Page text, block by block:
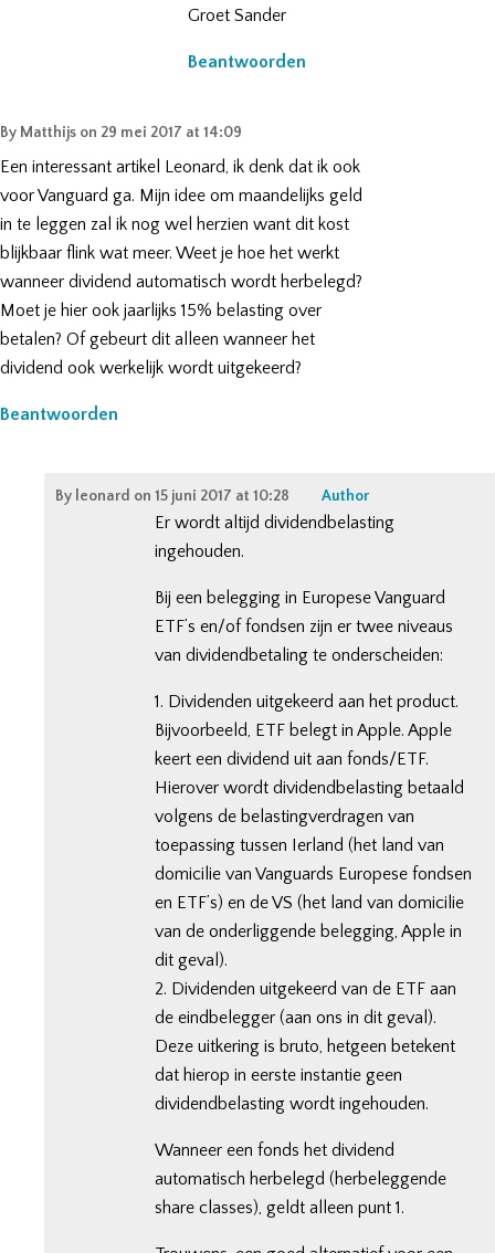
Groet Sander
Beantwoorden
By Matthijs on 29 mei 2017 at 14:09
Een interessant artikel Leonard, ik denk dat ik ook
voor Vanguard ga. Mijn idee om maandelijks geld
in te leggen zal ik nog wel herzien want dit kost
blijkbaar flink wat meer. Weet je hoe het werkt
wanneer dividend automatisch wordt herbelegd?
Moet je hier ook jaarlijks 15% belasting over
betalen? Of gebeurt dit alleen wanneer het
dividend ook werkelijk wordt uitgekeerd?
Beantwoorden
By leonard on 15 juni 2017 at 10:28 Author
Er wordt altijd dividendbelasting
ingehouden.
Bij een belegging in Europese Vanguard
ETF’s en/of fondsen zijn er twee niveaus
van dividendbetaling te onderscheiden:
1. Dividenden uitgekeerd aan het product.
Bijvoorbeeld, ETF belegt in Apple. Apple
keert een dividend uit aan fonds/ETF.
Hierover wordt dividendbelasting betaald
volgens de belastingverdragen van
toepassing tussen Ierland (het land van
domicilie van Vanguards Europese fondsen
en ETF’s) en de VS (het land van domicilie
van de onderliggende belegging, Apple in
dit geval).
2. Dividenden uitgekeerd van de ETF aan
de eindbelegger (aan ons in dit geval).
Deze uitkering is bruto, hetgeen betekent
dat hierop in eerste instantie geen
dividendbelasting wordt ingehouden.
Wanneer een fonds het dividend
automatisch herbelegd (herbeleggende
share classes), geldt alleen punt 1.